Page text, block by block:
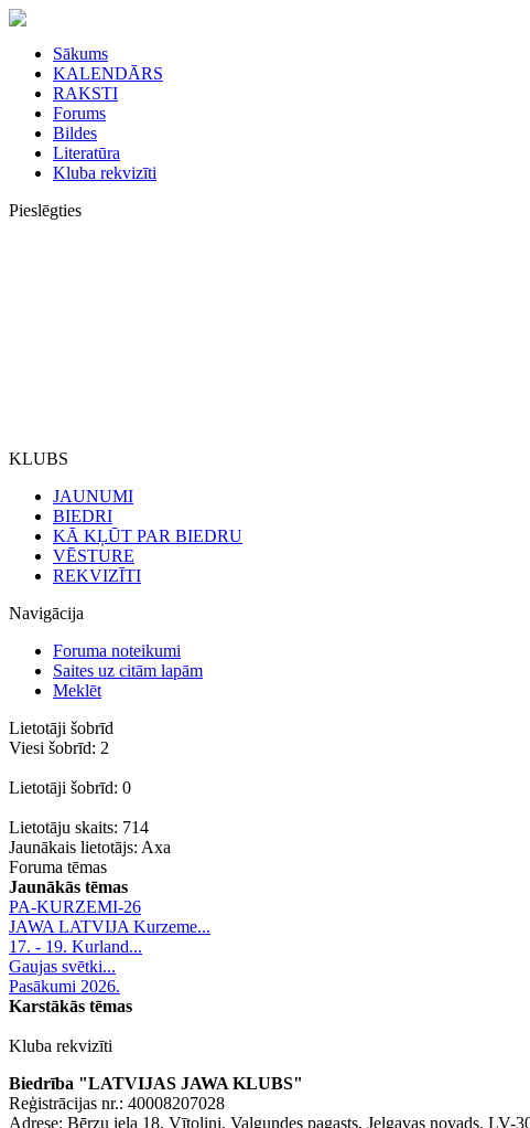
Sākums
KALENDĀRS
RAKSTI
Forums
Bildes
Literatūra
Kluba rekvizīti
Pieslēgties
KLUBS
JAUNUMI
BIEDRI
KĀ KĻŪT PAR BIEDRU
VĒSTURE
REKVIZĪTI
Navigācija
Foruma noteikumi
Saites uz citām lapām
Meklēt
Lietotāji šobrīd
Viesi šobrīd: 2
Lietotāji šobrīd: 0
Lietotāju skaits: 714
Jaunākais lietotājs: Axa
Foruma tēmas
Jaunākās tēmas
PA-KURZEMI-26
JAWA LATVIJA Kurzeme...
17. - 19. Kurland...
Gaujas svētki...
Pasākumi 2026.
Karstākās tēmas
Kluba rekvizīti
Biedrība "LATVIJAS JAWA KLUBS"
Reģistrācijas nr.: 40008207028
Adrese: Bērzu iela 18, Vītoliņi, Valgundes pagasts, Jelgavas novads. LV-